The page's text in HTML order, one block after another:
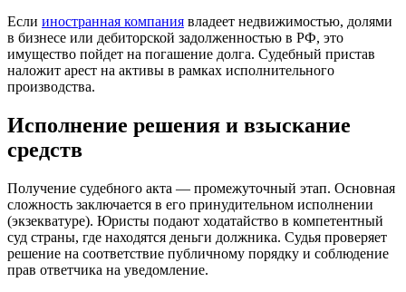
Если иностранная компания владеет недвижимостью, долями
в бизнесе или дебиторской задолженностью в РФ, это
имущество пойдет на погашение долга. Судебный пристав
наложит арест на активы в рамках исполнительного
производства.
Исполнение решения и взыскание
средств
Получение судебного акта — промежуточный этап. Основная
сложность заключается в его принудительном исполнении
(экзекватуре). Юристы подают ходатайство в компетентный
суд страны, где находятся деньги должника. Судья проверяет
решение на соответствие публичному порядку и соблюдение
прав ответчика на уведомление.